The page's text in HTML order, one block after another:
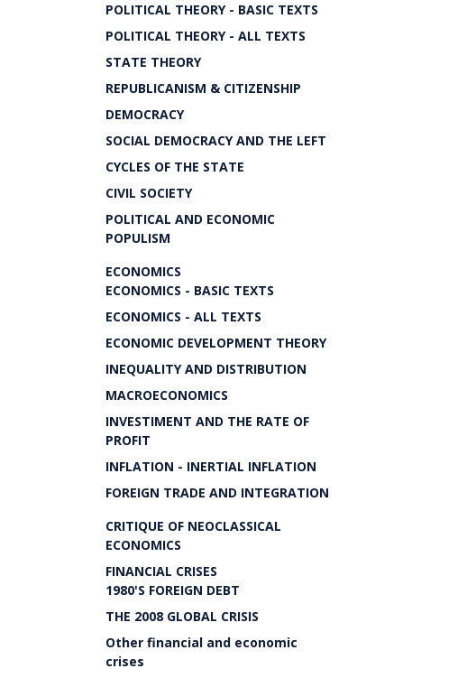
POLITICAL THEORY - BASIC TEXTS
POLITICAL THEORY - ALL TEXTS
STATE THEORY
REPUBLICANISM & CITIZENSHIP
DEMOCRACY
SOCIAL DEMOCRACY AND THE LEFT
CYCLES OF THE STATE
CIVIL SOCIETY
POLITICAL AND ECONOMIC
POPULISM
ECONOMICS
ECONOMICS - BASIC TEXTS
ECONOMICS - ALL TEXTS
ECONOMIC DEVELOPMENT THEORY
INEQUALITY AND DISTRIBUTION
MACROECONOMICS
INVESTIMENT AND THE RATE OF
PROFIT
INFLATION - INERTIAL INFLATION
FOREIGN TRADE AND INTEGRATION
CRITIQUE OF NEOCLASSICAL
ECONOMICS
FINANCIAL CRISES
1980'S FOREIGN DEBT
THE 2008 GLOBAL CRISIS
Other financial and economic
crises